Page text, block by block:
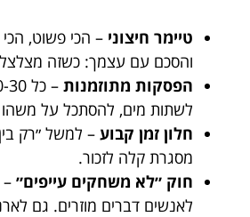
טיימר חיצוני – הכי פשוט, הכי
והסכם עם עצמך: כשזה
הפסקות מתוזמנות
לשתות מים, להסתכל על
חלון זמן קבוע
מסגרת קלה לזכור.
חוק ״לא משחקים עייפים״ –
לאנשים דברים מוזרים. גם